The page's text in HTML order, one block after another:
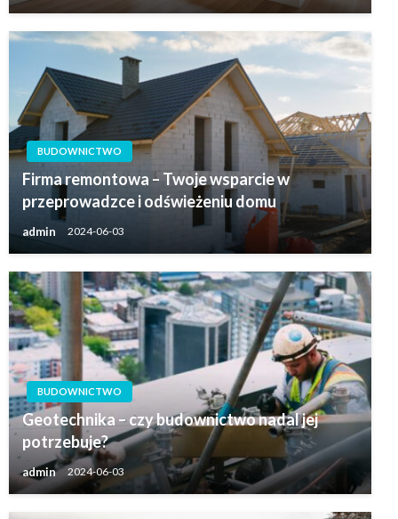
BUDOWNICTWO
Firma remontowa – Twoje wsparcie w
przeprowadzce i odświeżeniu domu
admin 2024-06-03
BUDOWNICTWO
Geotechnika – czy budownictwo nadal jej
potrzebuje?
admin 2024-06-03